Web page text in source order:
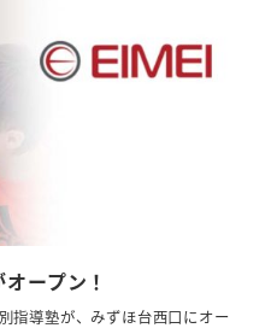
ープン！
指導塾が、みずほ台西口にオー